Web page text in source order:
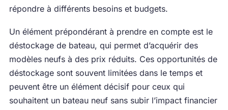
répondre à différents besoins et budgets.
Un élément prépondérant à prendre en compte est le
déstockage de bateau, qui permet d’acquérir des
modèles neufs à des prix réduits. Ces opportunités de
déstockage sont souvent limitées dans le temps et
peuvent être un élément décisif pour ceux qui
souhaitent un bateau neuf sans subir l’impact financier